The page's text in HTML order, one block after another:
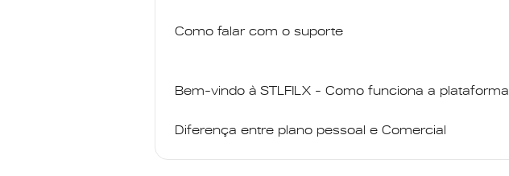
Como falar com o suporte
Bem-vindo à STLFILX - Como funciona a plataforma
Diferença entre plano pessoal e Comercial